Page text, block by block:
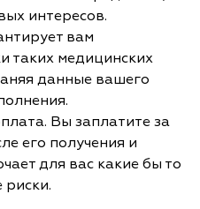
интересов.
вам
таких медицинских
данные вашего
Вы заплатите за
его получения и
для вас какие бы то